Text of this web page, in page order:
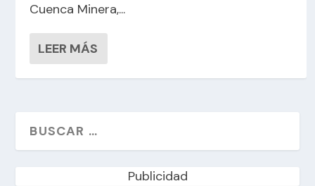
Cuenca Minera,...
LEER MÁS
Publicidad